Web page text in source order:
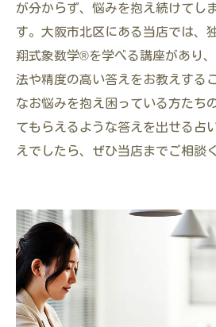
が分からず、悩みを抱え続けてし
す。大阪市北区にある当店では、
翔式象数学®を学べる講座があり
法や精度の高い答えをお教えする
なお悩みを抱え困っている方たち
てもらえるような答えを出せる占
えでしたら、ぜひ当店までご相談